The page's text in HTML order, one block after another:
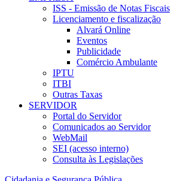
ISS - Emissão de Notas Fiscais
Licenciamento e fiscalização
Alvará Online
Eventos
Publicidade
Comércio Ambulante
IPTU
ITBI
Outras Taxas
SERVIDOR
Portal do Servidor
Comunicados ao Servidor
WebMail
SEI (acesso interno)
Consulta às Legislações